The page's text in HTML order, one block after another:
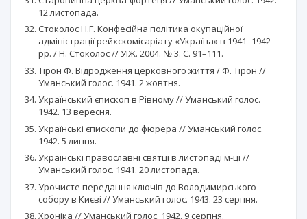
12 листопада.
Стоколос Н.Г. Конфесійна політика окупаційної
адміністрації рейхскомісаріату «Україна» в 1941–1942
pp. / Н. Стоколос // УІЖ. 2004. № 3. С. 91–111.
Тірон Ф. Відродження церковного життя / Ф. Тірон //
Уманський голос. 1941. 2 жовтня.
Український єпископ в Рівному // Уманський голос.
1942. 13 вересня.
Українські єпископи до фюрера // Уманський голос.
1942. 5 липня.
Українські православні святці в листопаді м-ці //
Уманський голос. 1941. 20 листопада.
Урочисте передання ключів до Володимирського
собору в Києві // Уманський голос. 1943. 23 серпня.
Хроніка // Уманський голос. 1942. 9 серпня.